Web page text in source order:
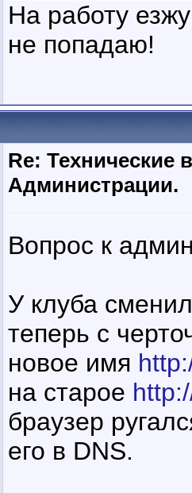
На работу
не попадаю!
Re: Технические
Администрации.
Вопрос к
У клуба
теперь с
новое имя
на старое
браузер
его в DNS.